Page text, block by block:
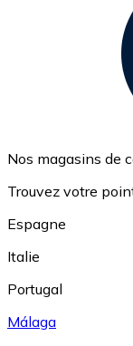
Nos magasins de
Trouvez votre
Espagne
Italie
Portugal
Málaga